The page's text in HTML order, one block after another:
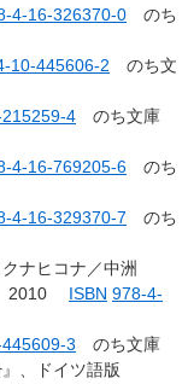
4-16-326370-0 のち
10-445606-2 のち文
4 のち文庫
4-16-769205-6 のち
4-16-329370-7 のち
ナヒコナ／中洲
2010 ISBN 978-4-
3 のち文庫
、ドイツ語版